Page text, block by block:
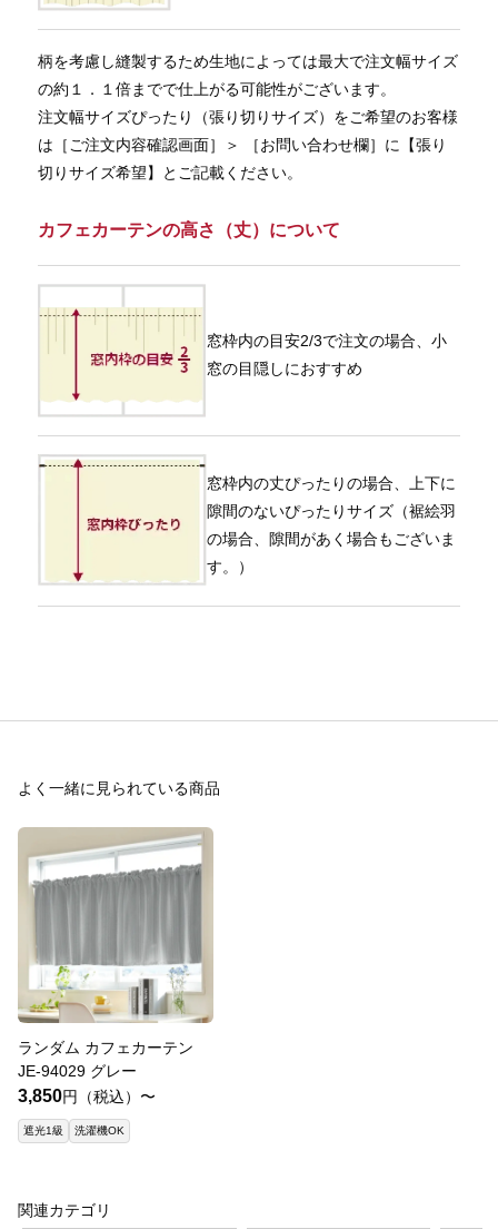
柄を考慮し縫製するため生地によっては最大で注文幅サイズ
の約１．１倍までで仕上がる可能性がございます。
注文幅サイズぴったり（張り切りサイズ）をご希望のお客様
は［ご注文内容確認画面］＞ ［お問い合わせ欄］に【張り
切りサイズ希望】とご記載ください。
カフェカーテンの高さ（丈）について
窓枠内の目安2/3で注文の場合、小
窓の目隠しにおすすめ
窓枠内の丈ぴったりの場合、上下に
隙間のないぴったりサイズ（裾絵羽
の場合、隙間があく場合もございま
す。）
よく一緒に見られている商品
ランダム カフェカーテン
JE-94029 グレー
3,850円（税込）〜
遮光1級 洗濯機OK
関連カテゴリ